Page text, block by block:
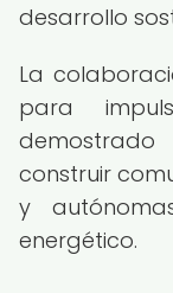
desarrollo
La
para
construir
y
energético.